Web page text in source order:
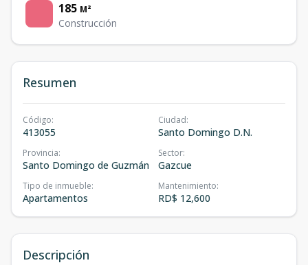
185 M²
Construcción
Resumen
Código:
413055
Ciudad:
Santo Domingo D.N.
Provincia:
Santo Domingo de Guzmán
Sector:
Gazcue
Tipo de inmueble:
Apartamentos
Mantenimiento:
RD$ 12,600
Descripción